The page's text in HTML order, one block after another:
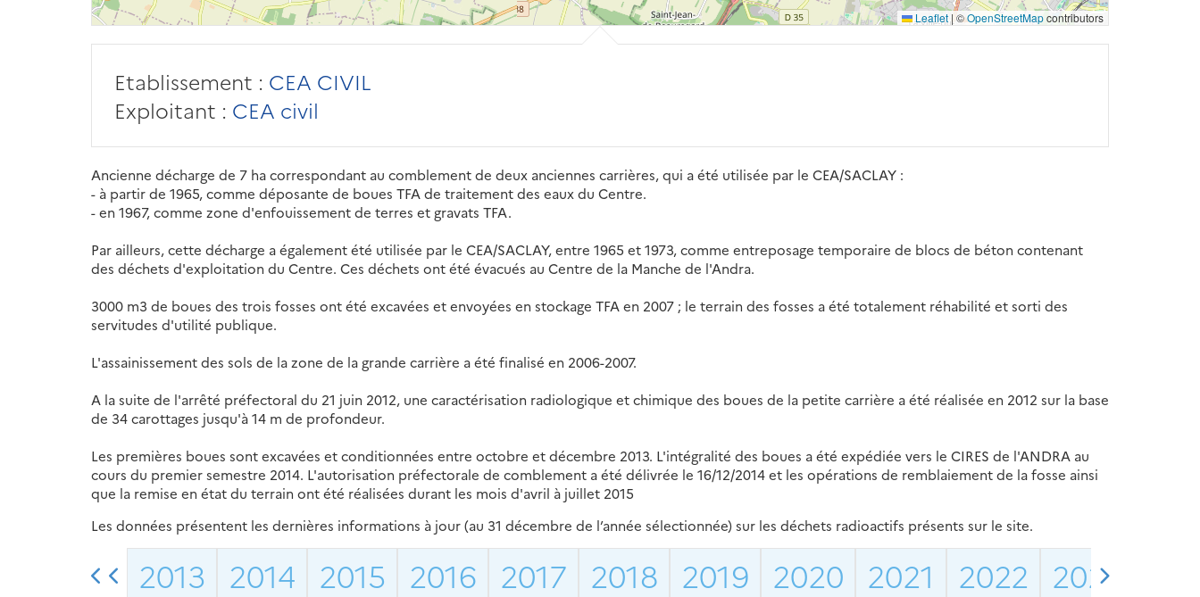
Leaflet |©OpenStreetMapcontributors
Etablissement : CEA CIVIL
Exploitant : CEA civil
Ancienne décharge de 7 ha correspondant au comblement de deux anciennes carrières, qui a été utilisée par le CEA/SACLAY :
- à partir de 1965, comme déposante de boues TFA de traitement des eaux du Centre.
- en 1967, comme zone d'enfouissement de terres et gravats TFA.
Par ailleurs, cette décharge a également été utilisée par le CEA/SACLAY, entre 1965 et 1973, comme entreposage temporaire de blocs de béton contenant
des déchets d'exploitation du Centre. Ces déchets ont été évacués au Centre de la Manche de l'Andra.
3000 m3 de boues des trois fosses ont été excavées et envoyées en stockage TFA en 2007 ; le terrain des fosses a été totalement réhabilité et sorti des
servitudes d'utilité publique.
L'assainissement des sols de la zone de la grande carrière a été finalisé en 2006-2007.
A la suite de l'arrêté préfectoral du 21 juin 2012, une caractérisation radiologique et chimique des boues de la petite carrière a été réalisée en 2012 sur la base
de 34 carottages jusqu'à 14 m de profondeur.
Les premières boues sont excavées et conditionnées entre octobre et décembre 2013. L'intégralité des boues a été expédiée vers le CIRES de l'ANDRA au
cours du premier semestre 2014. L'autorisation préfectorale de comblement a été délivrée le 16/12/2014 et les opérations de remblaiement de la fosse ainsi
que la remise en état du terrain ont été réalisées durant les mois d'avril à juillet 2015
Les données présentent les dernières informations à jour (au 31 décembre de l’année sélectionnée) sur les déchets radioactifs présents sur le site.
2013 2014 2015 2016 2017 2018 2019 2020 2021 2022 2023